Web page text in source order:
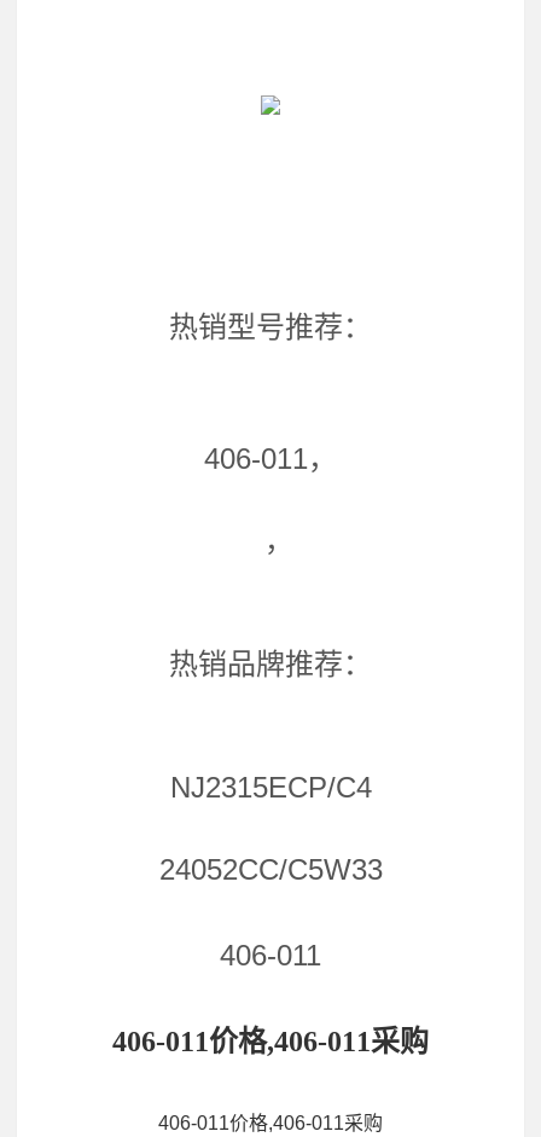
热销型号推荐：
406-011，
，
热销品牌推荐：
NJ2315ECP/C4
24052CC/C5W33
406-011
406-011价格,406-011采购
406-011价格,406-011采购